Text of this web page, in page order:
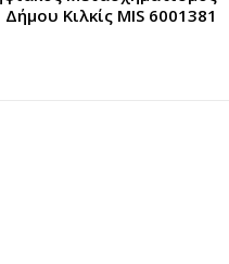
Δήμου Κιλκίς MIS 6001381